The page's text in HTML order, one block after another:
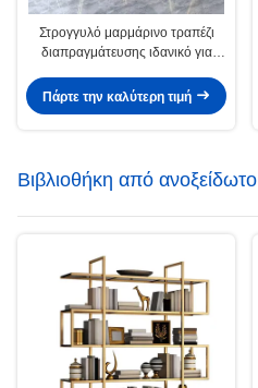
Στρογγυλό μαρμάρινο τραπέζι
διαπραγμάτευσης ιδανικό για
Πάρτε την καλύτερη τιμή
Βιβλιοθήκη από ανοξείδωτο
χάλυβα